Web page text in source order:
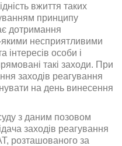
вжиття таких
принципу
дотримання
якими несприятливими
інтересів особи і
такі заходи. При
заходів реагування
на день винесення
з даним позовом
заходів реагування
розташованого за